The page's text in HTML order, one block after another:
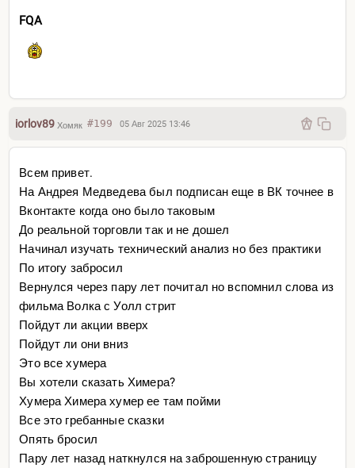
FQA
iorlov89Хомяк #199 05 Авг 2025 13:46
Всем привет.
На Андрея Медведева был подписан еще в ВК точнее в
Вконтакте когда оно было таковым
До реальной торговли так и не дошел
Начинал изучать технический анализ но без практики
По итогу забросил
Вернулся через пару лет почитал но вспомнил слова из
фильма Волка с Уолл стрит
Пойдут ли акции вверх
Пойдут ли они вниз
Это все хумера
Вы хотели сказать Химера?
Хумера Химера хумер ее там пойми
Все это гребанные сказки
Опять бросил
Пару лет назад наткнулся на заброшенную страницу